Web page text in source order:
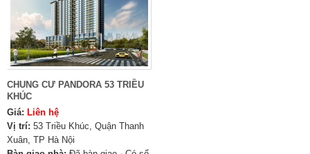
CHUNG CƯ PANDORA 53 TRIỀU
KHÚC
Giá: Liên hệ
Vị trí: 53 Triều Khúc, Quận Thanh
Xuân, TP Hà Nội